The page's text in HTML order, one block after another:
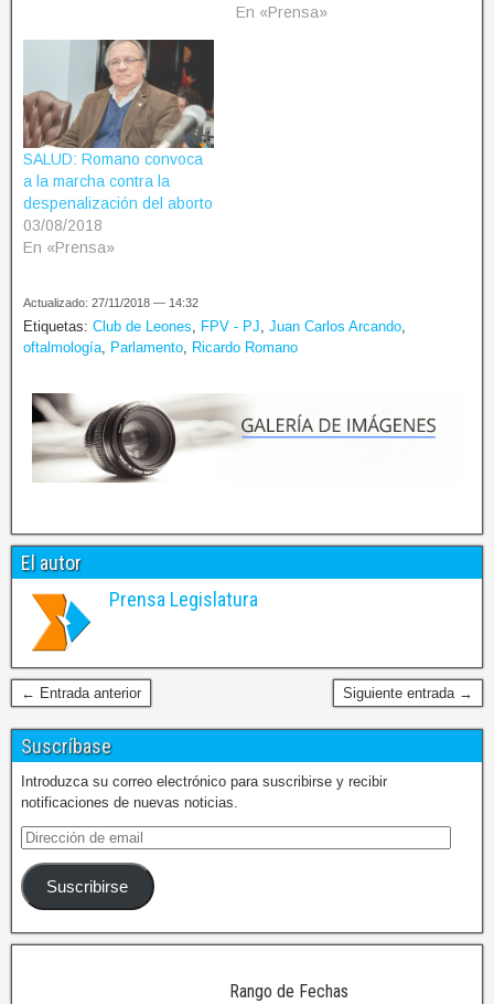
En «Prensa»
SALUD: Romano convoca
a la marcha contra la
despenalización del aborto
03/08/2018
En «Prensa»
Actualizado: 27/11/2018 — 14:32
Etiquetas: Club de Leones, FPV - PJ, Juan Carlos Arcando,
oftalmología, Parlamento, Ricardo Romano
El autor
Prensa Legislatura
← Entrada anterior Siguiente entrada →
Suscríbase
Introduzca su correo electrónico para suscribirse y recibir
notificaciones de nuevas noticias.
Suscribirse
Rango de Fechas